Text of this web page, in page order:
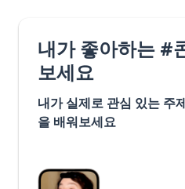
내가 좋아하는 #
보세요
내가 실제로 관심 있는 주
을 배워보세요